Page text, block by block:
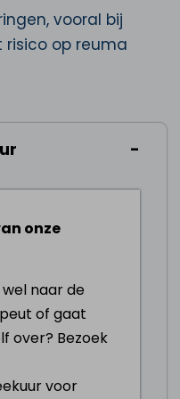
vooral bij
risico op reuma
dieet rijk aan
om vitamine D op
of in overleg met
voor te
om extra
te
onze
naar de
of gaat
over? Bezoek
voor